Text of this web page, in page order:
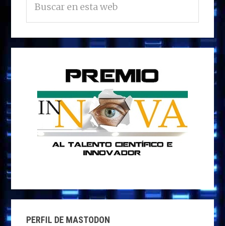
n
o
k
n
p
r
PRINCIPAL
en
esta
web
PERFIL DE MASTODON